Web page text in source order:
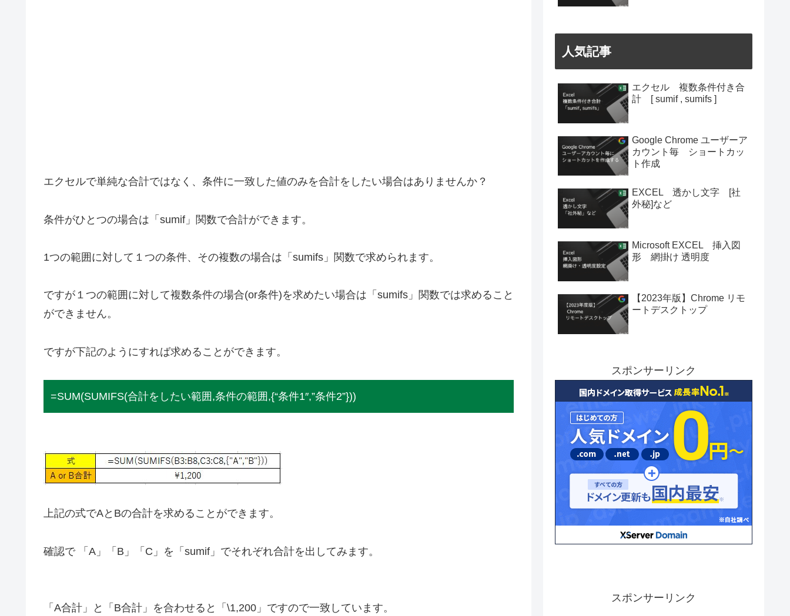
エクセルで単純な合計ではなく、条件に一致した値のみを合計をしたい場合はありませんか？
条件がひとつの場合は「sumif」関数で合計ができます。
1つの範囲に対して１つの条件、その複数の場合は「sumifs」関数で求められます。
ですが１つの範囲に対して複数条件の場合(or条件)を求めたい場合は「sumifs」関数では求めること
ができません。
ですが下記のようにすれば求めることができます。
=SUM(SUMIFS(合計をしたい範囲,条件の範囲,{“条件1″,”条件2”}))
上記の式でAとBの合計を求めることができます。
確認で 「A」「B」「C」を「sumif」でそれぞれ合計を出してみます。
「A合計」と「B合計」を合わせると「\1,200」ですので一致しています。
人気記事
エクセル 複数条件付き合
計 [ sumif , sumifs ]
Google Chrome ユーザーア
カウント毎 ショートカッ
ト作成
EXCEL 透かし文字 [社
外秘]など
Microsoft EXCEL 挿入図
形 網掛け 透明度
【2023年版】Chrome リモ
ートデスクトップ
スポンサーリンク
スポンサーリンク